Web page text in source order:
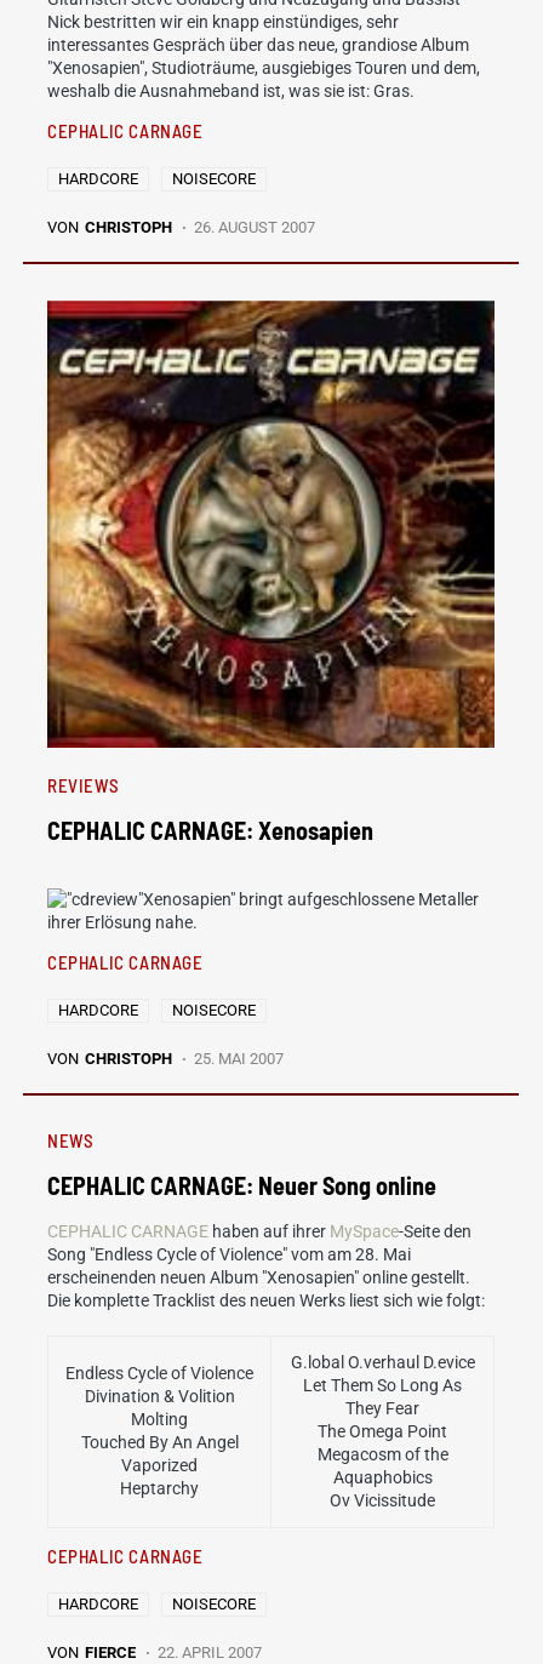
Nick bestritten wir ein knapp einstündiges, sehr
interessantes Gespräch über das neue, grandiose Album
"Xenosapien", Studioträume, ausgiebiges Touren und dem,
weshalb die Ausnahmeband ist, was sie ist: Gras.
CEPHALIC CARNAGE
HARDCORE NOISECORE
VON CHRISTOPH 26. AUGUST 2007
REVIEWS
CEPHALIC CARNAGE: Xenosapien
"Xenosapien" bringt aufgeschlossene Metaller
ihrer Erlösung nahe.
CEPHALIC CARNAGE
HARDCORE NOISECORE
VON CHRISTOPH 25. MAI 2007
NEWS
CEPHALIC CARNAGE: Neuer Song online
CEPHALIC CARNAGE haben auf ihrer MySpace-Seite den
Song "Endless Cycle of Violence" vom am 28. Mai
erscheinenden neuen Album "Xenosapien" online gestellt.
Die komplette Tracklist des neuen Werks liest sich wie folgt:
Endless Cycle of Violence
Divination & Volition
Molting
Touched By An Angel
Vaporized
Heptarchy
G.lobal O.verhaul D.evice
Let Them So Long As
They Fear
The Omega Point
Megacosm of the
Aquaphobics
Ov Vicissitude
CEPHALIC CARNAGE
HARDCORE NOISECORE
VON FIERCE 22. APRIL 2007